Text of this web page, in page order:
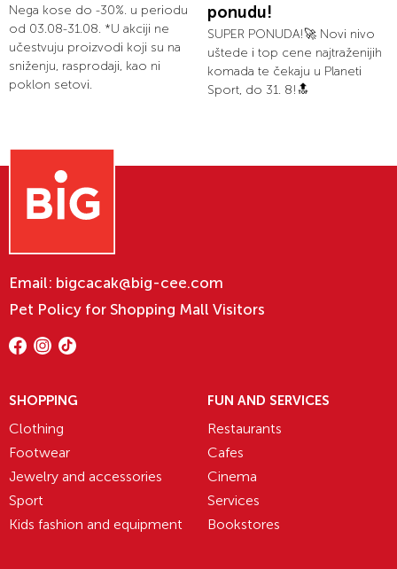
Nega kose do -30%. u periodu
od 03.08-31.08. *U akciji ne
učestvuju proizvodi koji su na
sniženju, rasprodaji, kao ni
poklon setovi.
ponudu!
SUPER PONUDA!🚀 Novi nivo
uštede i top cene najtraženijih
komada te čekaju u Planeti
Sport, do 31. 8!🔝
Email: bigcacak@big-cee.com
Pet Policy for Shopping Mall Visitors
SHOPPING
Clothing
Footwear
Jewelry and accessories
Sport
Kids fashion and equipment
FUN AND SERVICES
Restaurants
Cafes
Cinema
Services
Bookstores